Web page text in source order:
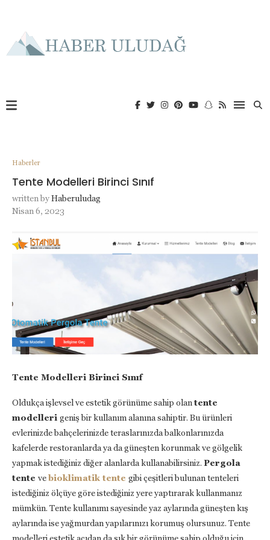
Haberler
Tente Modelleri Birinci Sınıf
written byHaberuludag
Nisan 6, 2023
Tente Modelleri Birinci Sınıf
Oldukça işlevsel ve estetik görünüme sahip olantente
modelleri geniş bir kullanım alanına sahiptir. Bu ürünleri
evlerinizde bahçelerinizde teraslarınızda balkonlarınızda
kafelerde restoranlarda ya da güneşten korunmak ve gölgelik
yapmak istediğiniz diğer alanlarda kullanabilirsiniz. Pergola
tente vebioklimatik tente gibi çeşitleri bulunan tenteleri
istediğiniz ölçüye göre istediğiniz yere yaptırarak kullanmanız
mümkün. Tente kullanımı sayesinde yaz aylarında güneşten kış
aylarında ise yağmurdan yapılarınızı korumuş olursunuz. Tente